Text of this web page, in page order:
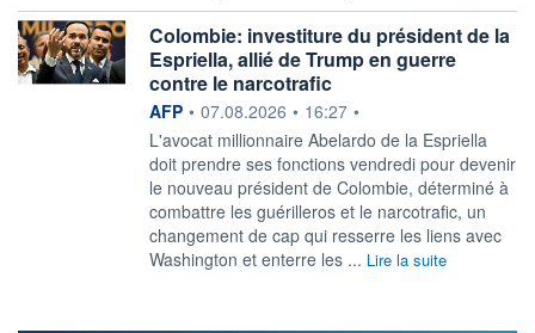
Colombie: investiture du président de la
Espriella, allié de Trump en guerre
contre le narcotrafic
information fournie par
AFP • 07.08.2026 • 16:27 •
L'avocat millionnaire Abelardo de la Espriella
doit prendre ses fonctions vendredi pour devenir
le nouveau président de Colombie, déterminé à
combattre les guérilleros et le narcotrafic, un
changement de cap qui resserre les liens avec
Washington et enterre les ... Lire la suite